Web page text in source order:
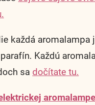
každá aromalampa
Každú
sa dočítate tu.